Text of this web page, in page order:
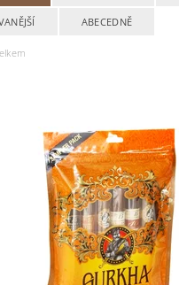
ABECEDNĚ